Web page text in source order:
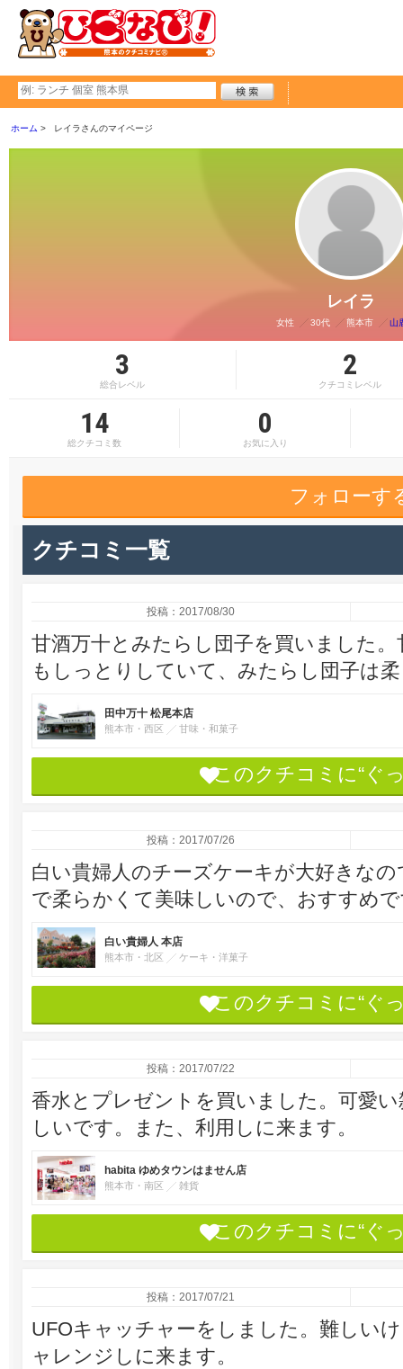
ホーム レイラさんのマイページ
レイラ
女性 30代 熊本市 山
3
総合レベル
2
クチコミレベル
14
総クチコミ数
0
お気に入り
フォローす
クチコミ一覧
投稿：2017/08/30
甘酒万十とみたらし団子を買いました
もしっとりしていて、みたらし団子は
田中万十 松尾本店
熊本市・西区 甘味・和菓子
このクチコミに“ぐ
投稿：2017/07/26
白い貴婦人のチーズケーキが大好きな
で柔らかくて美味しいので、おすすめ
白い貴婦人 本店
熊本市・北区 ケーキ・洋菓子
このクチコミに“ぐ
投稿：2017/07/22
香水とプレゼントを買いました。可愛
しいです。また、利用しに来ます。
habita ゆめタウンはません店
熊本市・南区 雑貨
このクチコミに“ぐ
投稿：2017/07/21
UFOキャッチャーをしました。難しい
ャレンジしに来ます。